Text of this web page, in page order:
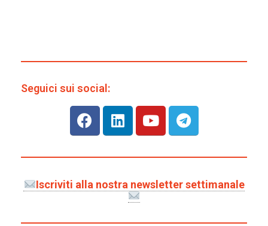
Seguici sui social:
Iscriviti alla nostra newsletter settimanale